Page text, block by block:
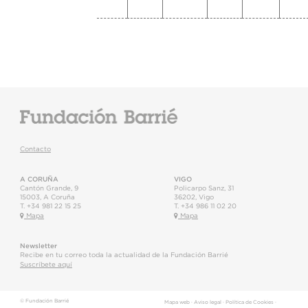
Contacto
A CORUÑA
Cantón Grande, 9
15003
A Coruña
T. +34 981 22 15 25
Mapa
VIGO
Policarpo Sanz, 31
36202 Vigo
T. +34 986 11 02 20
Mapa
Newsletter
Recibe en tu correo toda la actualidad de la Fundación Barrié
Suscríbete aquí
© Fundación Barrié Mapa web· Aviso legal · Política de Cookies ·